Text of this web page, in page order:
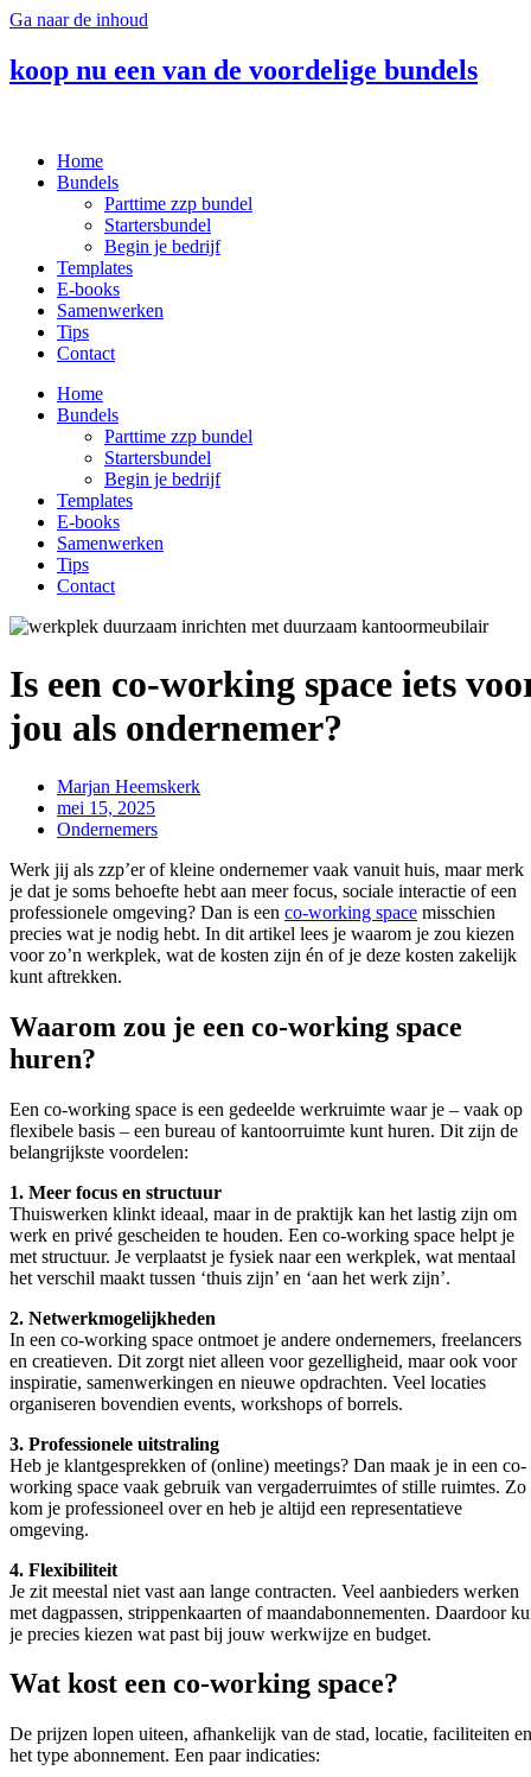
Ga naar de inhoud
koop nu een van de voordelige bundels
Home
Bundels
Parttime zzp bundel
Startersbundel
Begin je bedrijf
Templates
E-books
Samenwerken
Tips
Contact
Home
Bundels
Parttime zzp bundel
Startersbundel
Begin je bedrijf
Templates
E-books
Samenwerken
Tips
Contact
Is een co-working space iets
jou als ondernemer?
Marjan Heemskerk
mei 15, 2025
Ondernemers
Werk jij als zzp’er of kleine ondernemer vaak vanuit huis, maar merk
je dat je soms behoefte hebt aan meer focus, sociale interactie of een
professionele omgeving? Dan is een co-working space misschien
precies wat je nodig hebt. In dit artikel lees je waarom je zou kiezen
voor zo’n werkplek, wat de kosten zijn én of je deze kosten zakelijk
kunt aftrekken.
Waarom zou je een co-working space
huren?
Een co-working space is een gedeelde werkruimte waar je – vaak op
flexibele basis – een bureau of kantoorruimte kunt huren. Dit zijn de
belangrijkste voordelen:
1. Meer focus en structuur
Thuiswerken klinkt ideaal, maar in de praktijk kan het lastig zijn om
werk en privé gescheiden te houden. Een co-working space helpt je
met structuur. Je verplaatst je fysiek naar een werkplek, wat mentaal
het verschil maakt tussen ‘thuis zijn’ en ‘aan het werk zijn’.
2. Netwerkmogelijkheden
In een co-working space ontmoet je andere ondernemers, freelancers
en creatieven. Dit zorgt niet alleen voor gezelligheid, maar ook voor
inspiratie, samenwerkingen en nieuwe opdrachten. Veel locaties
organiseren bovendien events, workshops of borrels.
3. Professionele uitstraling
Heb je klantgesprekken of (online) meetings? Dan maak je in een co-
working space vaak gebruik van vergaderruimtes of stille ruimtes. Zo
kom je professioneel over en heb je altijd een representatieve
omgeving.
4. Flexibiliteit
Je zit meestal niet vast aan lange contracten. Veel aanbieders werken
met dagpassen, strippenkaarten of maandabonnementen. Daardoor
je precies kiezen wat past bij jouw werkwijze en budget.
Wat kost een co-working space?
De prijzen lopen uiteen, afhankelijk van de stad, locatie, faciliteiten en
het type abonnement. Een paar indicaties: